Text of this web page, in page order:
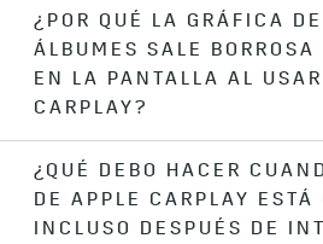
aplicaciones funcionen con Apple
también debe estar actualizado con
Si tu iPhone está bloqueado
debes desbloquearlo para usar
continuación, asegúrate de que tu
correctamente. Asegúrate de haber
que Apple CarPlay esté habilitado
teléfono y en el sistema de
vehículo, y conecta tu teléfono con
¿POR QUÉ LA GRÁFICA
ÁLBUMES SALE
EN LA PANTALLA AL
CARPLAY?
La calidad de la gráfica de los
de la imagen que esté disponible
imagen es pequeña, aparecerá
¿QUÉ DEBO HACER
DE APPLE CARPLAY ESTÁ
INCLUSO DESPUÉS DE